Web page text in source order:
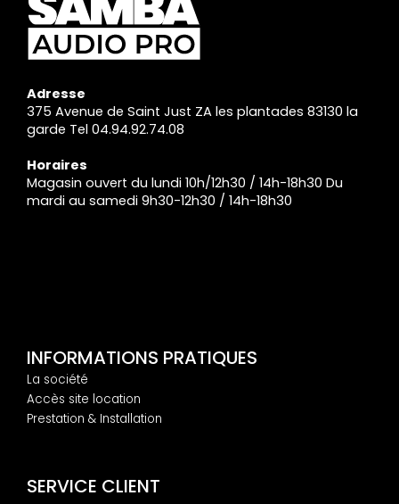
Adresse
375 Avenue de Saint Just ZA les plantades 83130 la
garde Tel 04.94.92.74.08
Horaires
Magasin ouvert du lundi 10h/12h30 / 14h-18h30 Du
mardi au samedi 9h30-12h30 / 14h-18h30
INFORMATIONS PRATIQUES
La société
Accès site location
Prestation & Installation
SERVICE CLIENT